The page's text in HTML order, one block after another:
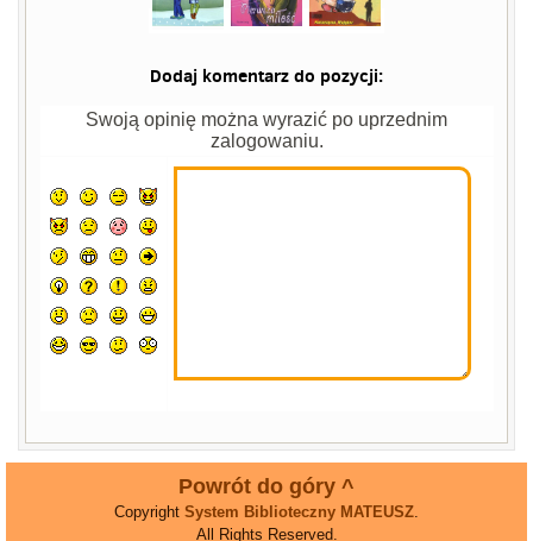
Dodaj komentarz do pozycji:
Swoją opinię można wyrazić po uprzednim
zalogowaniu.
Powrót do góry ^
Copyright System Biblioteczny MATEUSZ
All Rights Reserved.